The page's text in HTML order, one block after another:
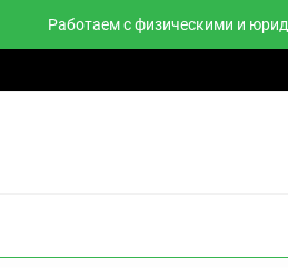
Работаем с физическими и